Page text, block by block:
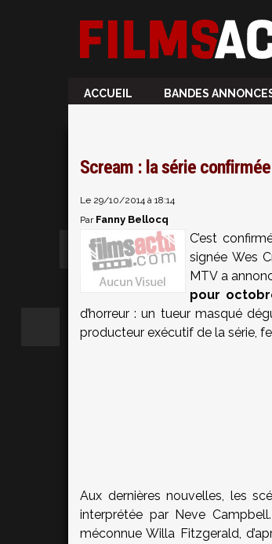
ACCUEIL BANDES
Scream : la série
Le 29/10/2014 à 18:14
Par Fanny Bellocq
C’est
signée Wes
MTV a
pour
d’horreur : un tueur masqué
producteur exécutif de la série,
Aux dernières nouvelles, les
interprétée par Neve
méconnue Willa Fitzgerald,